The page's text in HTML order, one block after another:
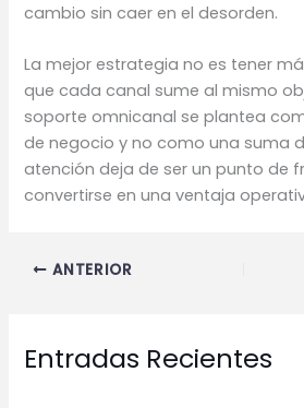
cambio sin caer en el desorden.
La mejor estrategia no es tener
que cada canal sume al mismo
soporte omnicanal se plantea
de negocio y no como una suma
atención deja de ser un punto de
convertirse en una ventaja
ANTERIOR
Entradas Recientes